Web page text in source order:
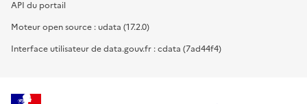
API du portail
Moteur open source : udata (17.2.0)
Interface utilisateur de data.gouv.fr : cdata (7ad44f4)